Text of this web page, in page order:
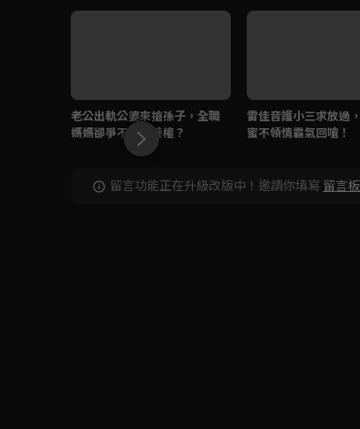
老公出軌公婆來搶孫子，全職
媽媽卻爭不到扶養權？
雷佳音護小三求放過
蜜不領情霸氣回嗆！
留言功能正在升級改版中！邀請你填寫 留言